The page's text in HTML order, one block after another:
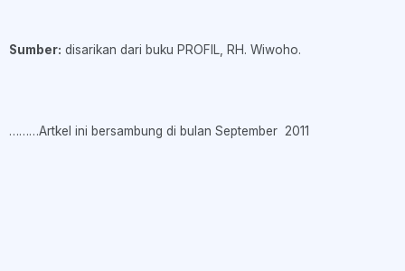
Sumber: disarikan dari buku PROFIL, RH. Wiwoho.
………Artkel ini bersambung di bulan September 2011